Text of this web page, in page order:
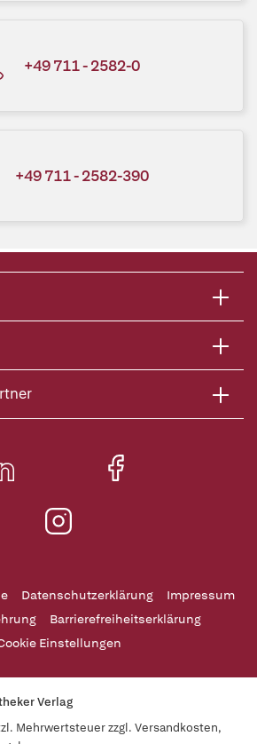
+49 711 - 2582-0
+49 711 - 2582-390
Datenschutzerklärung
Impressum
Barrierefreiheitserklärung
Einstellungen
Verlag
Mehrwertsteuer zzgl. Versandkosten,